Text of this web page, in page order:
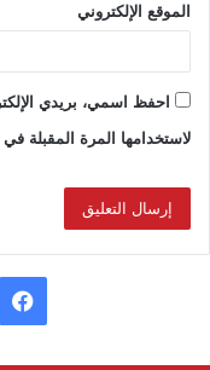
الموقع الإلكتروني
احفظ اسمي، بريدي
لاستخدامها المرة المقبلة